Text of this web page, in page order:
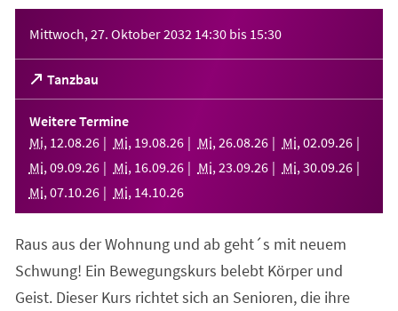
Mittwoch, 27. Oktober 2032 14:30 bis 15:30
Tanzbau
(Öffnet
in
einem
neuen
Tab)
Weitere Termine
Mi, 12.08.26 Mi, 19.08.26 Mi, 26.08.26 Mi, 02.09.26
Mi, 09.09.26 Mi, 16.09.26 Mi, 23.09.26 Mi, 30.09.26
Mi, 07.10.26 Mi, 14.10.26
Raus aus der Wohnung und ab geht´s mit neuem
Schwung! Ein Bewegungskurs belebt Körper und
Geist. Dieser Kurs richtet sich an Senioren, die ihre